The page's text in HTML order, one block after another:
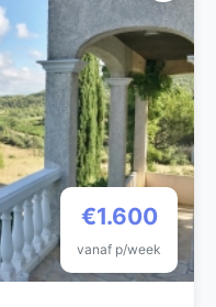
€1.600
vanaf p/week